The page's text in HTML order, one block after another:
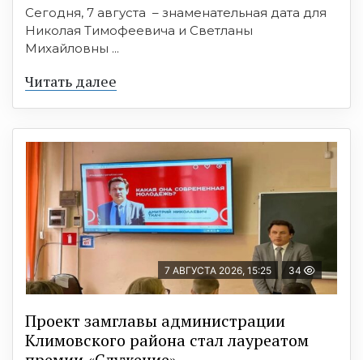
Сегодня, 7 августа – знаменательная дата для
Николая Тимофеевича и Светланы
Михайловны ...
Читать далее
7 АВГУСТА 2026, 15:25 34
Проект замглавы администрации
Климовского района стал лауреатом